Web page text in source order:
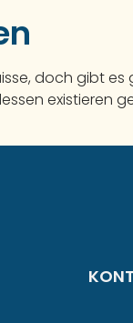
doch gibt es
existieren